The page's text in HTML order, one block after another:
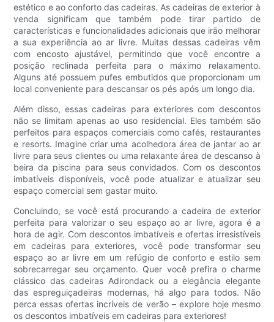
estético e ao conforto das cadeiras. As cadeiras de exterior à
venda significam que também pode tirar partido de
características e funcionalidades adicionais que irão melhorar
a sua experiência ao ar livre. Muitas dessas cadeiras vêm
com encosto ajustável, permitindo que você encontre a
posição reclinada perfeita para o máximo relaxamento.
Alguns até possuem pufes embutidos que proporcionam um
local conveniente para descansar os pés após um longo dia.
Além disso, essas cadeiras para exteriores com descontos
não se limitam apenas ao uso residencial. Eles também são
perfeitos para espaços comerciais como cafés, restaurantes
e resorts. Imagine criar uma acolhedora área de jantar ao ar
livre para seus clientes ou uma relaxante área de descanso à
beira da piscina para seus convidados. Com os descontos
imbatíveis disponíveis, você pode atualizar e atualizar seu
espaço comercial sem gastar muito.
Concluindo, se você está procurando a cadeira de exterior
perfeita para valorizar o seu espaço ao ar livre, agora é a
hora de agir. Com descontos imbatíveis e ofertas irresistíveis
em cadeiras para exteriores, você pode transformar seu
espaço ao ar livre em um refúgio de conforto e estilo sem
sobrecarregar seu orçamento. Quer você prefira o charme
clássico das cadeiras Adirondack ou a elegância elegante
das espreguiçadeiras modernas, há algo para todos. Não
perca essas ofertas incríveis de verão – explore hoje mesmo
os descontos imbatíveis em cadeiras para exteriores!